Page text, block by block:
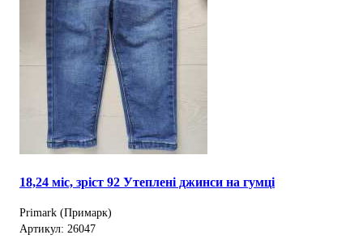
18,24 міс, зріст 92 Утеплені джинси на гумці
Primark (Примарк)
Артикул: 26047